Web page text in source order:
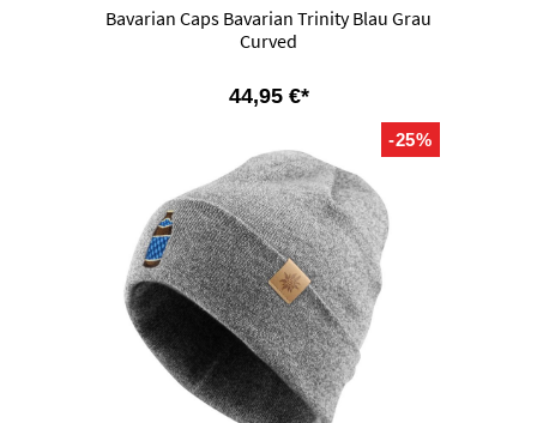
Bavarian Caps Bavarian Trinity Blau Grau
Curved
44,95 €*
-25%